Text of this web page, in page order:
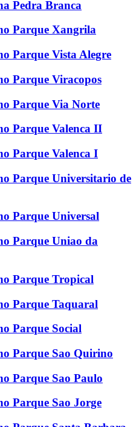
Pedra Branca
Parque Xangrila
Parque Vista Alegre
Parque Viracopos
Parque Via Norte
Parque Valenca II
Parque Valenca I
Parque Universitario de
Parque Universal
Parque Uniao da
Parque Tropical
Parque Taquaral
Parque Social
Parque Sao Quirino
Parque Sao Paulo
Parque Sao Jorge